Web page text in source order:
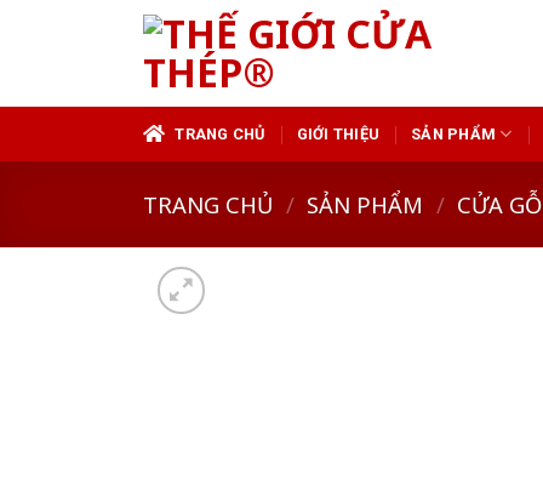
TRANG CHỦ GIỚI THIỆU SẢN PHẨM
TRANG CHỦ / SẢN PHẨM / CỬA GỖ